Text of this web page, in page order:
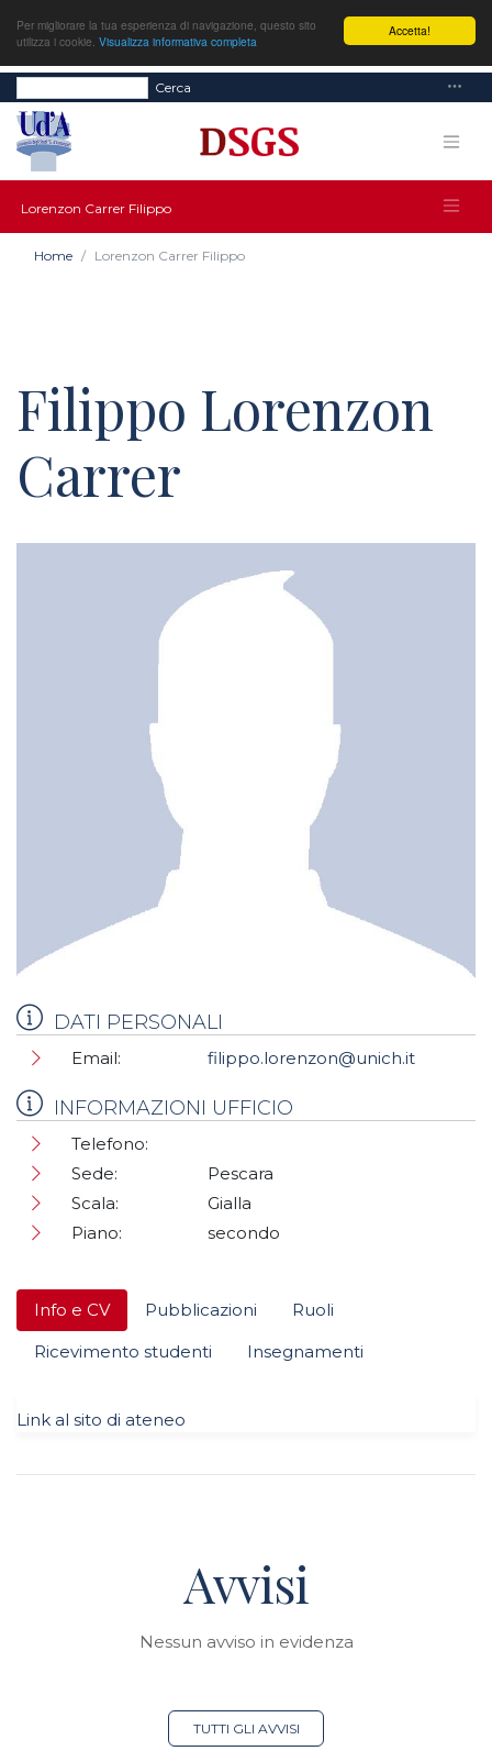
Accetta!
Per migliorare la tua esperienza di navigazione, questo sito
utilizza i cookie. Visualizza informativa completa
Cerca
Lorenzon Carrer Filippo
Home Lorenzon Carrer Filippo
Filippo Lorenzon
Carrer
DATI PERSONALI
Email: filippo.lorenzon@unich.it
INFORMAZIONI UFFICIO
Telefono:
Sede:
Pescara
Scala:
Gialla
Piano:
secondo
Info e CV Pubblicazioni
Ruoli
Ricevimento studenti
Insegnamenti
Link al sito di ateneo
Avvisi
Nessun avviso in evidenza
TUTTI GLI AVVISI